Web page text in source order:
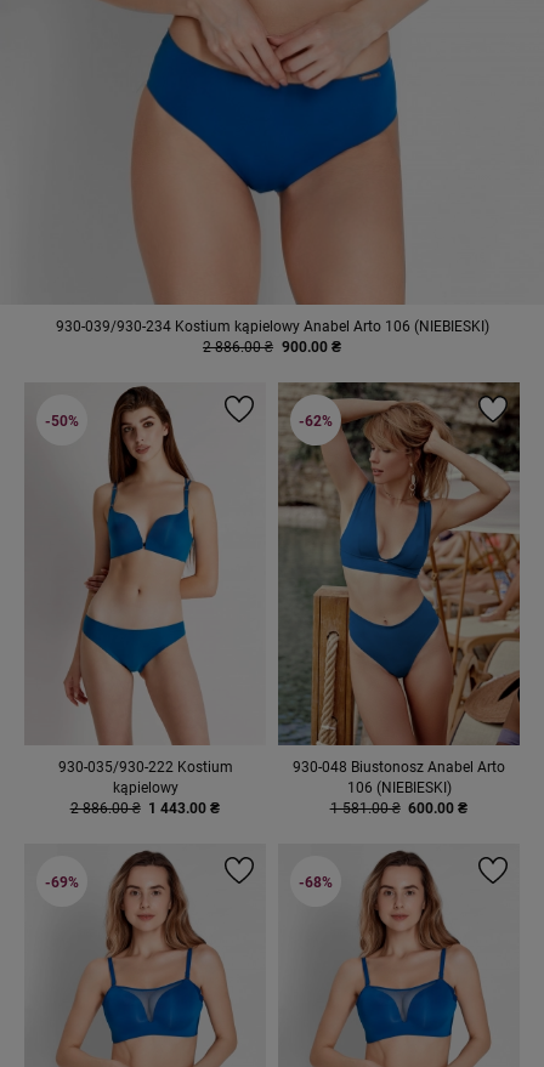
930-039/930-234 Kostium kąpielowy Anabel Arto 106 (NIEBIESKI)
2 886.00 ₴ 900.00 ₴
930-035/930-222 Kostium
kąpielowy
2 886.00 ₴ 1 443.00 ₴
-50%
930-048 Biustonosz Anabel Arto
106 (NIEBIESKI)
1 581.00 ₴ 600.00 ₴
-62%
-69% -68%